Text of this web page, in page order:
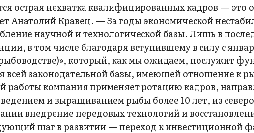
острая нехватка квалифицированных кадров — это
Анатолий Кравец. — За годы экономической
научной и технологической базы. Лишь в
в том числе благодаря вступившему в силу с
который, как мы ожидаем, послужит
всей законодательной базы, имеющей отношение к
работы компания применяет ротацию кадров,
и выращиванием рыбы более 10 лет, из
внедрение передовых технологий и
шаг в развитии — переход к инвестиционной